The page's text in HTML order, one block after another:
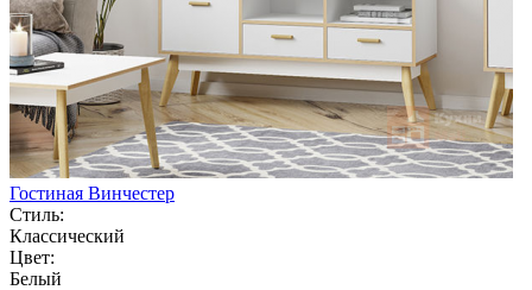
Гостиная Винчестер
Стиль:
Классический
Цвет:
Белый